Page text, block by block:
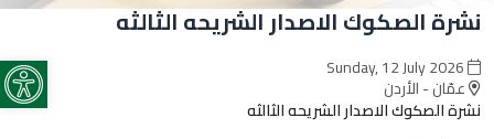
نشرة الصكوك الاصدار الشريحه الثالثه
عمّان - الأردن
نشرة الصكوك الاصدار الشريحه الثالثه